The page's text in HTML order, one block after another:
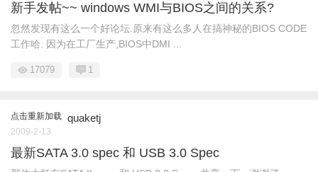
新手发帖~~ windows WMI与BIOS之间的关系?
忽然发现有这么一个好论坛.原来有这么多人在搞神秘的BIOS CODE
工作哈. 因为在工厂生产,BIOS中DMI ...
17079 1
点击重新加载 quaketj
2009-2-13
最新SATA 3.0 spec 和 USB 3.0 Spec